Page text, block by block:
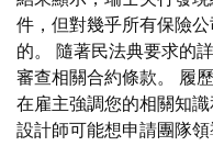
件，但對幾乎所有保險
的。 隨著民法典要求的
審查相關合約條款。 履
在雇主強調您的相關知
設計師可能想申請團隊